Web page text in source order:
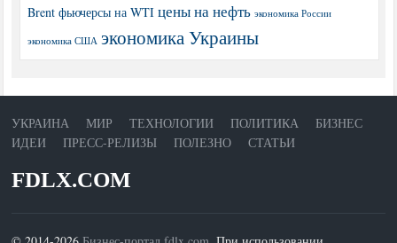
Brent фьючерсы на WTI цены на нефть экономика России
экономика США экономика Украины
УКРАИНА МИР ТЕХНОЛОГИИ ПОЛИТИКА
БИЗНЕС
ИДЕИ
ПРЕСС-РЕЛИЗЫ ПОЛЕЗНО СТАТЬИ
FDLX.COM